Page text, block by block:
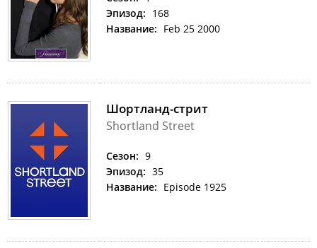
Эпизод: 168
Название: Feb 25 2000
Шортланд-стрит
Shortland Street
Сезон: 9
Эпизод: 35
Название: Episode 1925